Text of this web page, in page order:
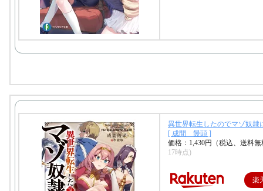
異世界転生したのでマゾ奴隷
[ 成間 饅頭 ]
価格：1,430円（税込、送料
17時点)
楽